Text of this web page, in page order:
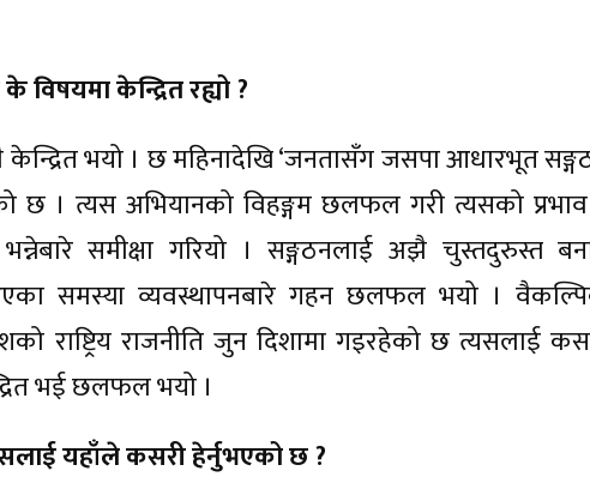
विषयमा केन्द्रित रह्यो ?
भयो । छ महिनादेखि ‘जनतासँग जसपा आधारभूत
छ । त्यस अभियानको विहङ्गम छलफल गरी त्यसको
भन्नेबारे समीक्षा गरियो । सङ्गठनलाई अझै चुस्तदुरुस्त
समस्या व्यवस्थापनबारे गहन छलफल भयो ।
राष्ट्रिय राजनीति जुन दिशामा गइरहेको छ त्यसलाई
भई छलफल भयो ।
यहाँले कसरी हेर्नुभएको छ ?